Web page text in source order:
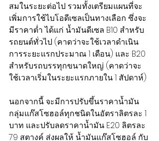
สมในระยะต่อไป รวมทั้งเตรียมแผนที่จะ
เพิ่มการใช้ไบโอดีเซลเป็นทางเลือก ซึ่งจะ
มีราคาต่ำ ได้แก่ น้ำมันดีเซล B10 สำหรับ
รถยนต์ทั่วไป (คาดว่าจะใช้เวลาดำเนิน
การระยะแรกประมาณ 1 เดือน) และ B20
สำหรับรถบรรทุกขนาดใหญ่ (คาดว่าจะ
ใช้เวลาเริ่มในระยะแรกภายใน 1 สัปดาห์)
นอกจากนี้ จะมีการปรับขึ้นราคาน้ำมัน
กลุ่มแก๊สโซฮอล์ทุกชนิดในอัตราลิตรละ 1
บาท และปรับลดราคาน้ำมัน E20 ลิตรละ
79 สตางค์ ส่งผลให้ น้ำมันแก๊สโซฮอล์ กับ